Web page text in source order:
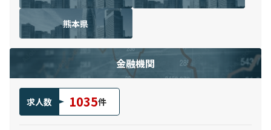
熊本県
金融機関
求人数 1035件